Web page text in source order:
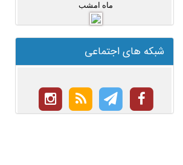
ماه امشب
شبکه های اجتماعی